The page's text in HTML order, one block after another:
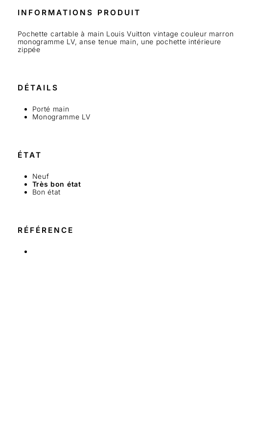
INFORMATIONS PRODUIT
Pochette cartable à main Louis Vuitton vintage couleur marron
monogramme LV, anse tenue main, une pochette intérieure
zippée
DÉTAILS
Porté main
Monogramme LV
ÉTAT
Neuf
Très bon état
Bon état
RÉFÉRENCE